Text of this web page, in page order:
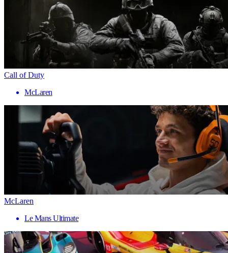
Call of Duty
McLaren
McLaren
Le Mans Ultimate